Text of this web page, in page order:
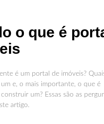
o que é
é um portal de imóveis?
e, o mais importante, o que é
um? Essas são as
artigo.